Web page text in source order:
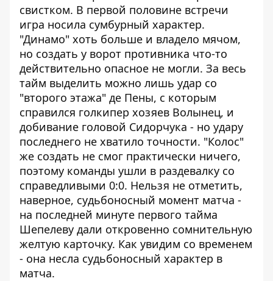
свистком. В первой половине встречи
игра носила сумбурный характер.
"Динамо" хоть больше и владело мячом,
но создать у ворот противника что-то
действительно опасное не могли. За весь
тайм выделить можно лишь удар со
"второго этажа" де Пены, с которым
справился голкипер хозяев Волынец, и
добивание головой Сидорчука - но удару
последнего не хватило точности. "Колос"
же создать не смог практически ничего,
поэтому команды ушли в раздевалку со
справедливыми 0:0. Нельзя не отметить,
наверное, судьбоносный момент матча -
на последней минуте первого тайма
Шепелеву дали откровенно сомнительную
желтую карточку. Как увидим со временем
- она несла судьбоносный характер в
матча.